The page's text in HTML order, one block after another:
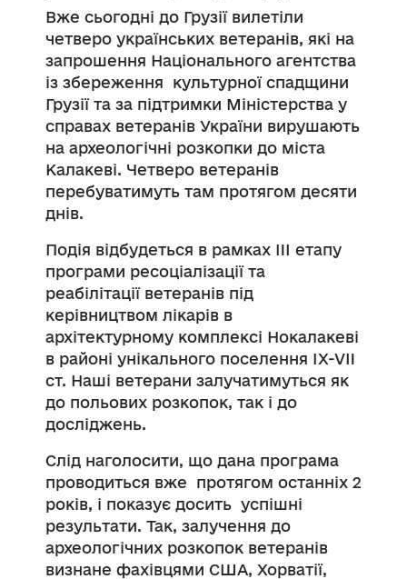
Вже сьогодні до Грузії вилетіли
четверо українських ветеранів, які на
запрошення Національного агентства
із збереження культурної спадщини
Грузії та за підтримки Міністерства у
справах ветеранів України вирушають
на археологічні розкопки до міста
Калакеві. Четверо ветеранів
перебуватимуть там протягом десяти
днів.
Подія відбудеться в рамках III етапу
програми ресоціалізації та
реабілітації ветеранів під
керівництвом лікарів в
архітектурному комплексі Нокалакеві
в районі унікального поселення IX-VII
ст. Наші ветерани залучатимуться як
до польових розкопок, так і до
досліджень.
Слід наголосити, що дана програма
проводиться вже протягом останніх 2
років, і показує досить успішні
результати. Так, залучення до
археологічних розкопок ветеранів
визнане фахівцями США, Хорватії,